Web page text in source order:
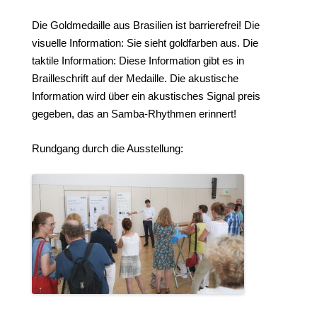
Die Goldmedaille aus Brasilien ist barrierefrei! Die
visuelle Information: Sie sieht goldfarben aus. Die
taktile Information: Diese Information gibt es in
Brailleschrift auf der Medaille. Die akustische
Information wird über ein akustisches Signal preis
gegeben, das an Samba-Rhythmen erinnert!
Rundgang durch die Ausstellung: